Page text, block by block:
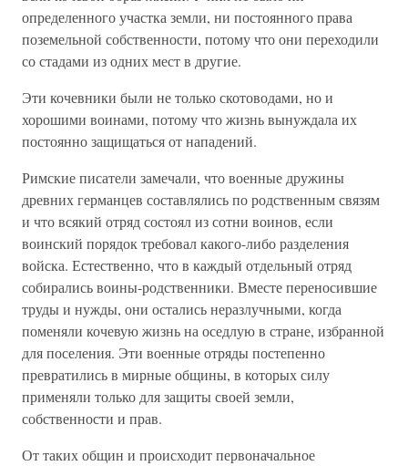
определенного участка земли, ни постоянного права
поземельной собственности, потому что они переходили
со стадами из одних мест в другие.
Эти кочевники были не только скотоводами, но и
хорошими воинами, потому что жизнь вынуждала их
постоянно защищаться от нападений.
Римские писатели замечали, что военные дружины
древних германцев составлялись по родственным связям
и что всякий отряд состоял из сотни воинов, если
воинский порядок требовал какого-либо разделения
войска. Естественно, что в каждый отдельный отряд
собирались воины-родственники. Вместе переносившие
труды и нужды, они остались неразлучными, когда
поменяли кочевую жизнь на оседлую в стране, избранной
для поселения. Эти военные отряды постепенно
превратились в мирные общины, в которых силу
применяли только для защиты своей земли,
собственности и прав.
От таких общин и происходит первоначальное